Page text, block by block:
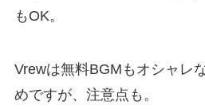
もOK。
Vrewは無料BGMもオシャレ
めですが、注意点も。